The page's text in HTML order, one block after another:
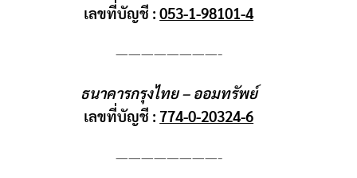
เลขที่บัญชี :053-1-98101-4
————————-
ธนาคารกรุงไทย – ออมทรัพย์
เลขที่บัญชี :774-0-20324-6
————————-